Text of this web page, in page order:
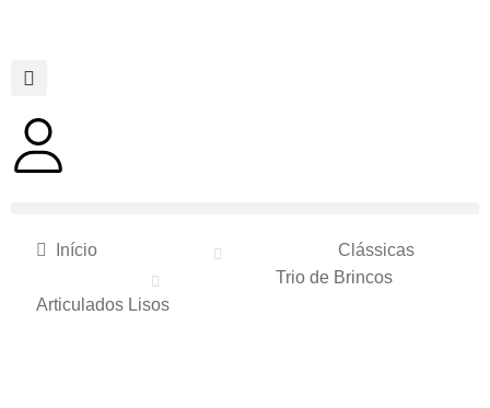
Início
Clássicas
Trio de Brincos
Articulados Lisos